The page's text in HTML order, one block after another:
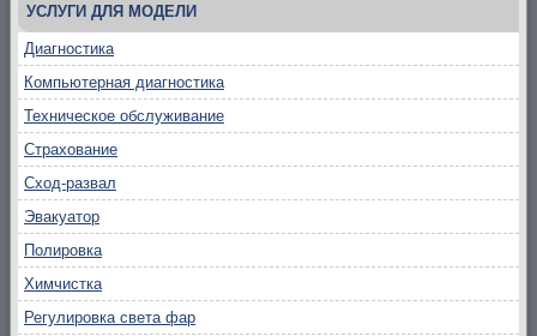
УСЛУГИ ДЛЯ МОДЕЛИ
Диагностика
Компьютерная диагностика
Техническое обслуживание
Страхование
Сход-развал
Эвакуатор
Полировка
Химчистка
Регулировка света фар